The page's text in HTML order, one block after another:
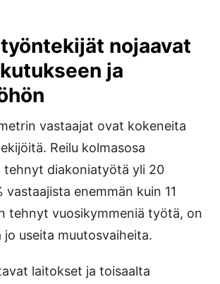
nojaavat
ja
vastaajat ovat kokeneita
Reilu kolmasosa
tehnyt diakoniatyötä yli 20
vastaajista enemmän kuin 11
tehnyt vuosikymmeniä työtä, on
useita muutosvaiheita.
laitokset ja toisaalta